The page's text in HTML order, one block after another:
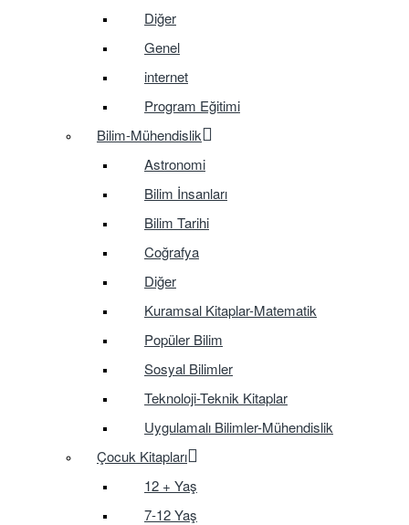
Diğer
Genel
internet
Program Eğitimi
Bilim-Mühendislik
Astronomi
Bilim İnsanları
Bilim Tarihi
Coğrafya
Diğer
Kuramsal Kitaplar-Matematik
Popüler Bilim
Sosyal Bilimler
Teknoloji-Teknik Kitaplar
Uygulamalı Bilimler-Mühendislik
Çocuk Kitapları
12 + Yaş
7-12 Yaş